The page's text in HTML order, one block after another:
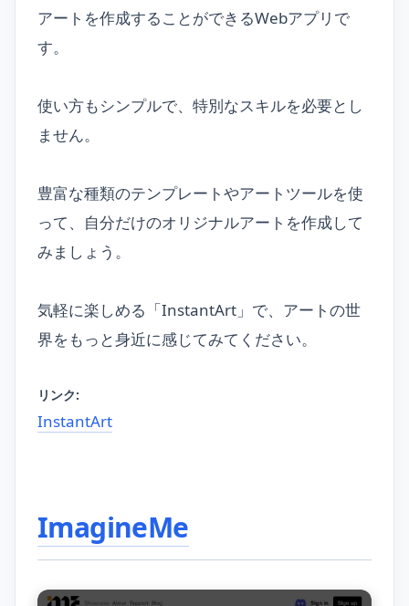
アートを作成することができるWebアプリで
す。
使い方もシンプルで、特別なスキルを必要とし
ません。
豊富な種類のテンプレートやアートツールを使
って、自分だけのオリジナルアートを作成して
みましょう。
気軽に楽しめる「InstantArt」で、アートの世
界をもっと身近に感じてみてください。
リンク:
InstantArt
ImagineMe